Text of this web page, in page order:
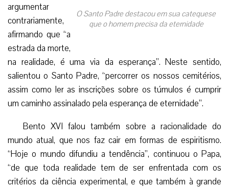
O Santo Padre destacou em sua catequese
que o homem precisa da eternidade
argumentar
contrariamente,
afirmando que “a
estrada da morte,
na realidade, é uma via da esperança”. Neste sentido,
salientou o Santo Padre, “percorrer os nossos cemitérios,
assim como ler as inscrições sobre os túmulos é cumprir
um caminho assinalado pela esperança de eternidade”.
Bento XVI falou também sobre a racionalidade do
mundo atual, que nos faz cair em formas de espiritismo.
“Hoje o mundo difundiu a tendência”, continuou o Papa,
“de que toda realidade tem de ser enfrentada com os
critérios da ciência experimental, e que também à grande